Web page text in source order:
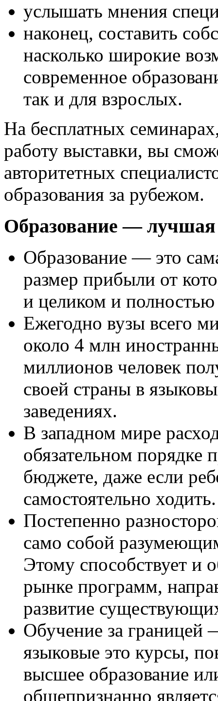
услышать мнения
наконец, составить
насколько широкие
современное
так и для взрослых.
На бесплатных
работу выставки, вы
авторитетных
образования за рубежом.
Образование — лучшая
Образование — это
размер прибыли от
и целиком и полностью
Ежегодно вузы всего
около 4 млн
миллионов человек
своей страны в
заведениях.
В западном мире
обязательном порядке
бюджете, даже если
самостоятельно ходить.
Постепенно
само собой
Этому способствует и
рынке программ,
развитие
Обучение за границей
языковые это курсы,
высшее образование
общепризнанно